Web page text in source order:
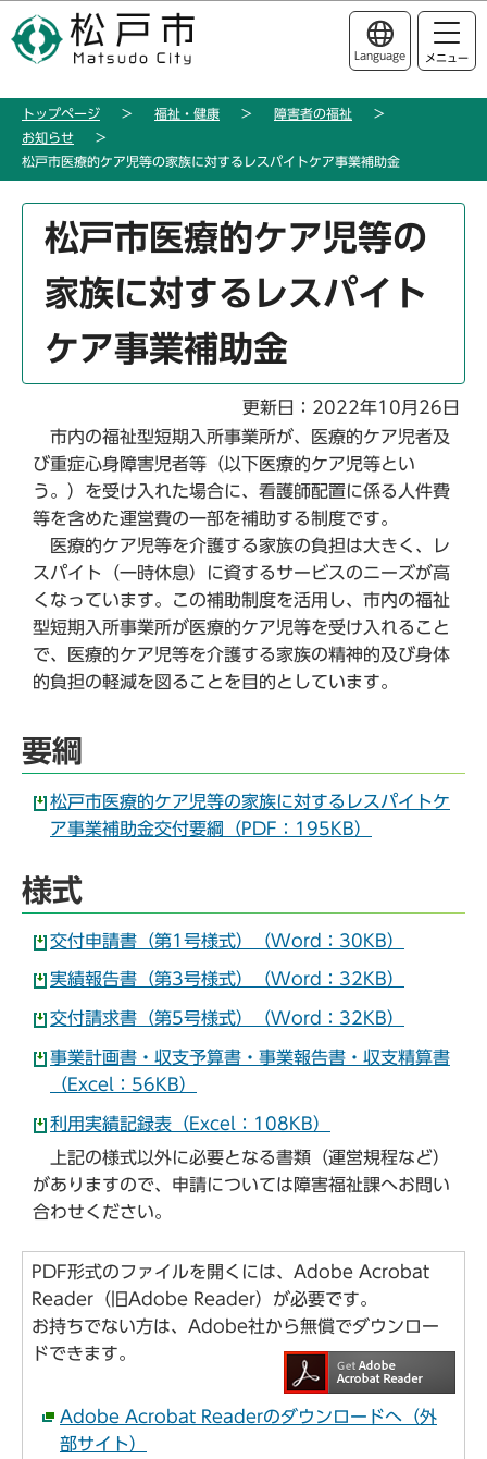
の
ー
このページの本文へ移動
Language メニュー
トップページ 福祉・健康
障害者の福祉
お知らせ
松戸市医療的ケア児等の家族に対するレスパイトケア事業補助金
松戸市医療的ケア児等の
家族に対するレスパイト
ケア事業補助金
更新日：2022年10月26日
市内の福祉型短期入所事業所が、医療的ケア児者及
び重症心身障害児者等（以下医療的ケア児等とい
う。）を受け入れた場合に、看護師配置に係る人件費
等を含めた運営費の一部を補助する制度です。
医療的ケア児等を介護する家族の負担は大きく、レ
スパイト（一時休息）に資するサービスのニーズが高
くなっています。この補助制度を活用し、市内の福祉
型短期入所事業所が医療的ケア児等を受け入れること
で、医療的ケア児等を介護する家族の精神的及び身体
的負担の軽減を図ることを目的としています。
要綱
松戸市医療的ケア児等の家族に対するレスパイトケ
ア事業補助金交付要綱（PDF：195KB）
様式
交付申請書（第1号様式）（Word：30KB）
実績報告書（第3号様式）（Word：32KB）
交付請求書（第5号様式）（Word：32KB）
事業計画書・収支予算書・事業報告書・収支精算書
（Excel：56KB）
利用実績記録表（Excel：108KB）
上記の様式以外に必要となる書類（運営規程など）
がありますので、申請については障害福祉課へお問い
合わせください。
PDF形式のファイルを開くには、Adobe Acrobat
Reader（旧Adobe Reader）が必要です。
お持ちでない方は、Adobe社から無償でダウンロー
ドできます。
Adobe Acrobat Readerのダウンロードへ（外
部サイト）